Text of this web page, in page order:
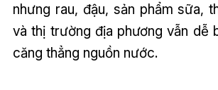
nhưng rau, đậu, sản phẩm sữa,
và thị trường địa phương vẫn dễ
căng thẳng nguồn nước.